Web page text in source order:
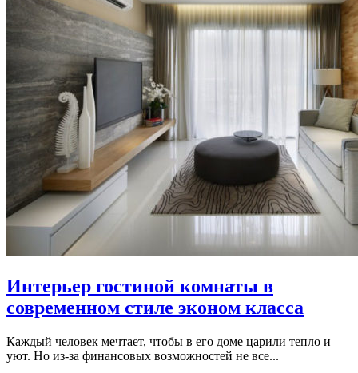
Интерьер гостиной комнаты в
современном стиле эконом класса
Каждый человек мечтает, чтобы в его доме царили тепло и
уют. Но из-за финансовых возможностей не все...